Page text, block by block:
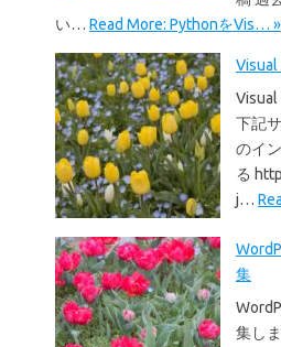
い… Read More: PythonをVis… »
Visual
Visual
下記
のイ
る
j…
集
集し